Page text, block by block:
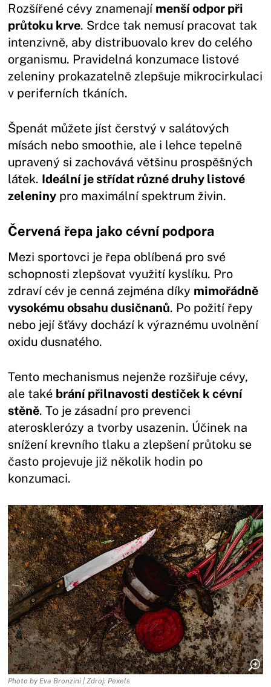
Rozšířené cévy znamenají menší odpor při
průtoku krve. Srdce tak nemusí pracovat tak
intenzivně, aby distribuovalo krev do celého
organismu. Pravidelná konzumace listové
zeleniny prokazatelně zlepšuje mikrocirkulaci
v periferních tkáních.
Špenát můžete jíst čerstvý v salátových
mísách nebo smoothie, ale i lehce tepelně
upravený si zachovává většinu prospěšných
látek. Ideální je střídat různé druhy listové
zeleniny pro maximální spektrum živin.
Červená řepa jako cévní podpora
Mezi sportovci je řepa oblíbená pro své
schopnosti zlepšovat využití kyslíku. Pro
zdraví cév je cenná zejména díky mimořádně
vysokému obsahu dusičnanů. Po požití řepy
nebo její šťávy dochází k výraznému uvolnění
oxidu dusnatého.
Tento mechanismus nejenže rozšiřuje cévy,
ale také brání přilnavosti destiček k cévní
stěně. To je zásadní pro prevenci
aterosklerózy a tvorby usazenin. Účinek na
snížení krevního tlaku a zlepšení průtoku se
často projevuje již několik hodin po
konzumaci.
Photo by Eva Bronzini | Zdroj: Pexels